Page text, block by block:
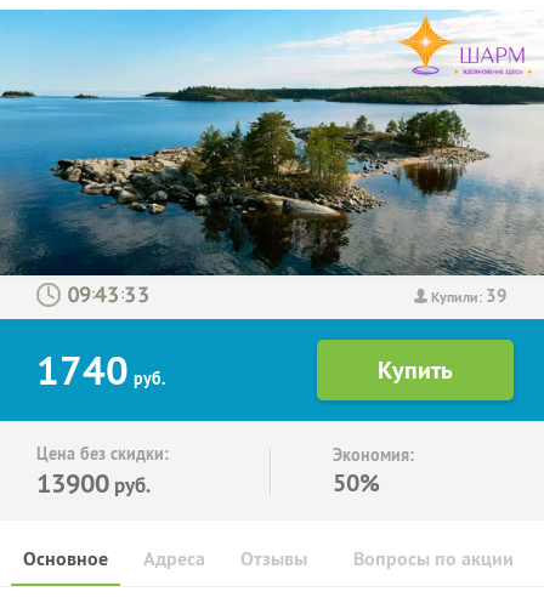
Купили: 39
: :
1740 руб.
Цена без скидки:
13900 руб.
Экономия:
50%
Основное Отзывы Вопросы по акции
Адреса